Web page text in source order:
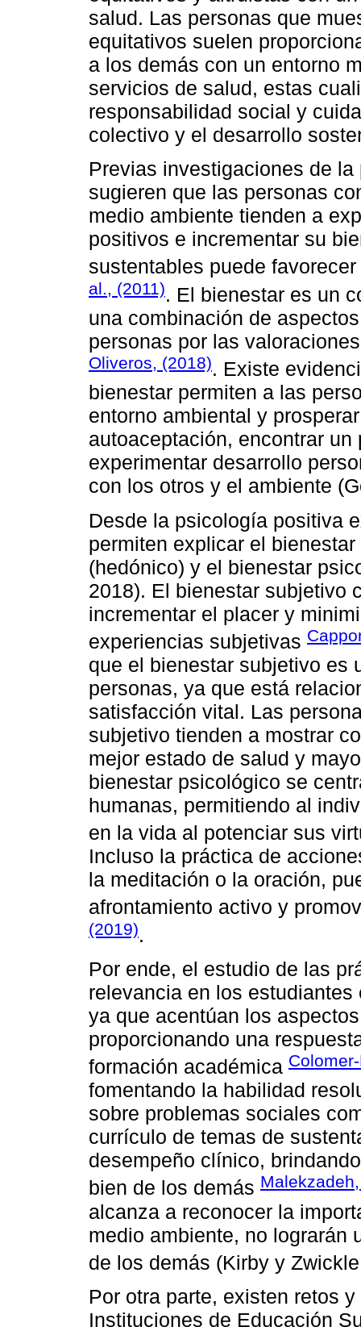
salud. Las personas que
equitativos suelen
a los demás con un entorno
servicios de salud, estas
responsabilidad social y
colectivo y el desarrollo
Previas investigaciones de
sugieren que las personas
medio ambiente tienden a
positivos e incrementar su
sustentables puede
al., (2011). El bienestar es un
una combinación de
personas por las
Oliveros, (2018). Existe
bienestar permiten a las
entorno ambiental y
autoaceptación, encontrar
experimentar desarrollo
con los otros y el ambiente
Desde la psicología positiva
permiten explicar el
(hedónico) y el bienestar
2018). El bienestar subjetivo
incrementar el placer y
experiencias subjetivas
que el bienestar subjetivo es
personas, ya que está
satisfacción vital. Las
subjetivo tienden a mostrar
mejor estado de salud y
bienestar psicológico se
humanas, permitiendo al
en la vida al potenciar sus
Incluso la práctica de
la meditación o la oración,
afrontamiento activo y
(2019).
Por ende, el estudio de las
relevancia en los
ya que acentúan los
proporcionando una
formación académica
fomentando la habilidad
sobre problemas sociales
currículo de temas de
desempeño clínico,
bien de los demás
alcanza a reconocer la
medio ambiente, no lograrán
de los demás (Kirby y
Por otra parte, existen retos
Instituciones de Educación